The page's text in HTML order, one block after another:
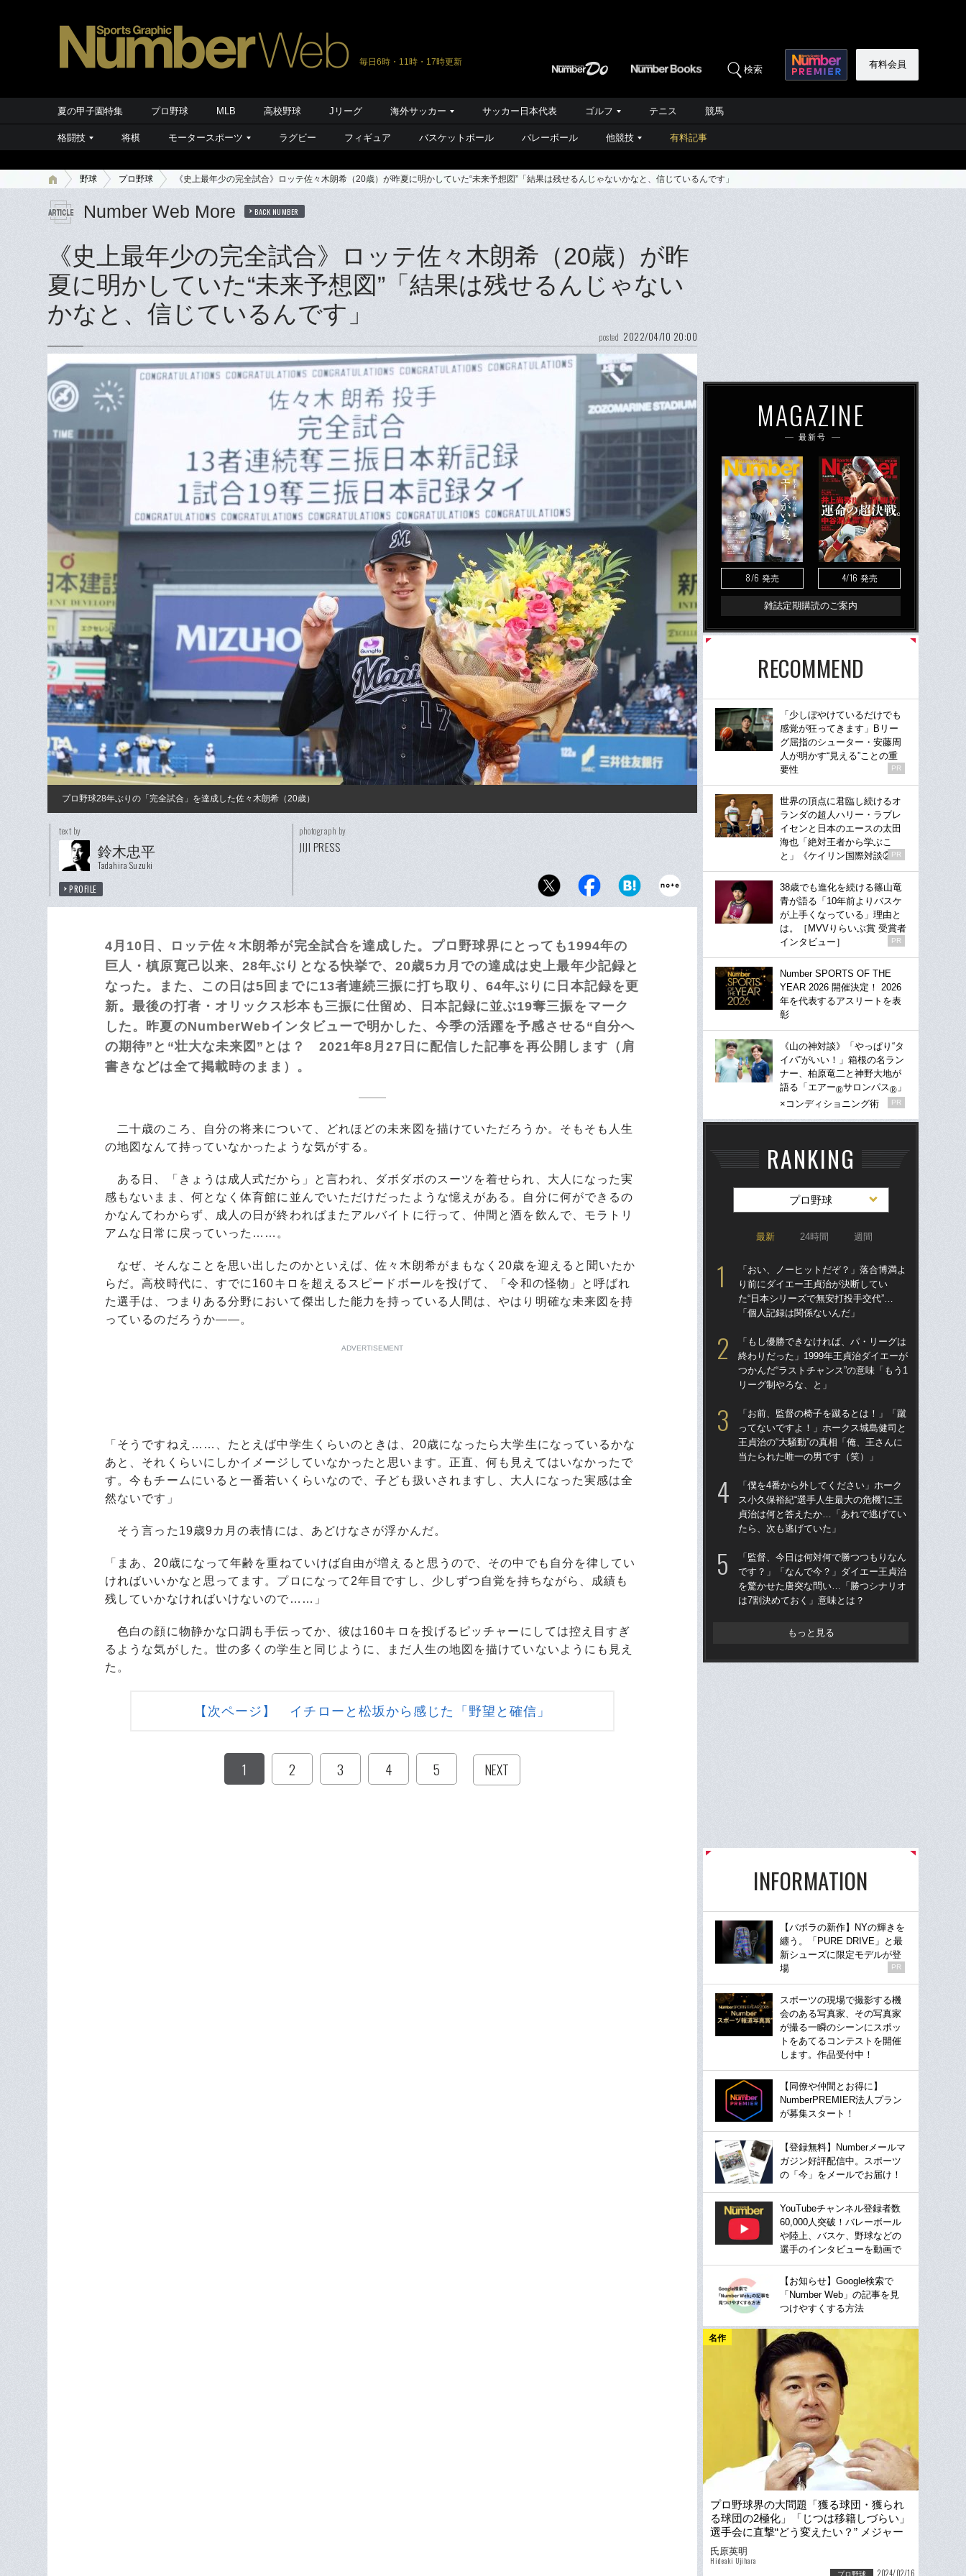
毎日6時・11時・17時更新
検索 有料会員
夏の甲子園特集 プロ野球 MLB 高校野球 Jリーグ 海外サッカー サッカー日本代表 ゴルフ テニス 競馬
格闘技 将棋 モータースポーツ ラグビー フィギュア バスケットボール バレーボール 他競技 有料記事
野球 プロ野球 《史上最年少の完全試合》ロッテ佐々木朗希（20歳）が昨夏に明かしていた“未来予想図”「結果は残せるんじゃないかなと、信じているんです」
Number Web More BACK NUMBER
《史上最年少の完全試合》ロッテ佐々木朗希（20歳）が昨
夏に明かしていた“未来予想図”「結果は残せるんじゃない
かなと、信じているんです」
posted 2022/04/10 20:00
プロ野球28年ぶりの「完全試合」を達成した佐々木朗希（20歳）
text by
鈴木忠平
Tadahira Suzuki
PROFILE
photograph by
JIJI PRESS
4月10日、ロッテ佐々木朗希が完全試合を達成した。プロ野球界にとっても1994年の
巨人・槙原寛己以来、28年ぶりとなる快挙で、20歳5カ月での達成は史上最年少記録と
なった。また、この日は5回までに13者連続三振に打ち取り、64年ぶりに日本記録を更
新。最後の打者・オリックス杉本も三振に仕留め、日本記録に並ぶ19奪三振をマーク
した。昨夏のNumberWebインタビューで明かした、今季の活躍を予感させる“自分へ
の期待”と“壮大な未来図”とは？ 2021年8月27日に配信した記事を再公開します（肩
書きなどは全て掲載時のまま）。
二十歳のころ、自分の将来について、どれほどの未来図を描けていただろうか。そもそも人生
の地図なんて持っていなかったような気がする。
ある日、「きょうは成人式だから」と言われ、ダボダボのスーツを着せられ、大人になった実
感もないまま、何となく体育館に並んでいただけだったような憶えがある。自分に何ができるの
かなんてわからず、成人の日が終わればまたアルバイトに行って、仲間と酒を飲んで、モラトリ
アムな日常に戻っていった……。
なぜ、そんなことを思い出したのかといえば、佐々木朗希がまもなく20歳を迎えると聞いたか
らだ。高校時代に、すでに160キロを超えるスピードボールを投げて、「令和の怪物」と呼ばれ
た選手は、つまりある分野において傑出した能力を持っている人間は、やはり明確な未来図を持
っているのだろうか――。
ADVERTISEMENT
「そうですねえ……、たとえば中学生くらいのときは、20歳になったら大学生になっているかな
あと、それくらいにしかイメージしていなかったと思います。正直、何も見えてはいなかったで
す。今もチームにいると一番若いくらいなので、子ども扱いされますし、大人になった実感は全
然ないです」
そう言った19歳9カ月の表情には、あどけなさが浮かんだ。
「まあ、20歳になって年齢を重ねていけば自由が増えると思うので、その中でも自分を律してい
ければいいかなと思ってます。プロになって2年目ですし、少しずつ自覚を持ちながら、成績も
残していかなければいけないので……」
色白の顔に物静かな口調も手伝ってか、彼は160キロを投げるピッチャーにしては控え目すぎ
るような気がした。世の多くの学生と同じように、まだ人生の地図を描けていないようにも見え
た。
【次ページ】 イチローと松坂から感じた「野望と確信」
1 2 3 4 5 NEXT
MAGAZINE
最新号
8/6 発売 4/16 発売
雑誌定期購読のご案内
RECOMMEND
「少しぼやけているだけでも
感覚が狂ってきます」Bリー
グ屈指のシューター・安藤周
人が明かす“見える”ことの重
要性
PR
世界の頂点に君臨し続けるオ
ランダの超人ハリー・ラブレ
イセンと日本のエースの太田
海也「絶対王者から学ぶこ
と」《ケイリン国際対談②》
PR
38歳でも進化を続ける篠山竜
青が語る「10年前よりバスケ
が上手くなっている」理由と
は。［MVVりらいぶ賞 受賞者
インタビュー］
PR
Number SPORTS OF THE
YEAR 2026 開催決定！ 2026
年を代表するアスリートを表
彰
《山の神対談》「やっぱり“タ
イパ”がいい！」箱根の名ラン
ナー、柏原竜二と神野大地が
語る「エアー®サロンパス® 」
×コンディショニング術
PR
RANKING
プロ野球
最新 24時間 週間
「おい、ノーヒットだぞ？」落合博満よ
り前にダイエー王貞治が決断してい
た“日本シリーズで無安打投手交代”…
「個人記録は関係ないんだ」
「もし優勝できなければ、パ・リーグは
終わりだった」1999年王貞治ダイエーが
つかんだ“ラストチャンス”の意味「もう1
リーグ制やろな、と」
「お前、監督の椅子を蹴るとは！」「蹴
ってないですよ！」ホークス城島健司と
王貞治の“大騒動”の真相「俺、王さんに
当たられた唯一の男です（笑）」
「僕を4番から外してください」ホーク
ス小久保裕紀“選手人生最大の危機”に王
貞治は何と答えたか…「あれで逃げてい
たら、次も逃げていた」
「監督、今日は何対何で勝つつもりなん
です？」「なんで今？」ダイエー王貞治
を驚かせた唐突な問い…「勝つシナリオ
は7割決めておく」意味とは？
もっと見る
INFORMATION
【バボラの新作】NYの輝きを
纏う。「PURE DRIVE」と最
新シューズに限定モデルが登
場
PR
スポーツの現場で撮影する機
会のある写真家、その写真家
が撮る一瞬のシーンにスポッ
トをあてるコンテストを開催
します。作品受付中！
【同僚や仲間とお得に】
NumberPREMIER法人プラン
が募集スタート！
【登録無料】Numberメールマ
ガジン好評配信中。スポーツ
の「今」をメールでお届け！
YouTubeチャンネル登録者数
60,000人突破！バレーボール
や陸上、バスケ、野球などの
選手のインタビューを動画で
【お知らせ】Google検索で
「Number Web」の記事を見
つけやすくする方法
名作
プロ野球界の大問題「獲る球団・獲られ
る球団の2極化」「じつは移籍しづらい」
選手会に直撃“どう変えたい？” メジャー
流FAには「反対」
氏原英明
Hideaki Ujihara
プロ野球 2024/02/16